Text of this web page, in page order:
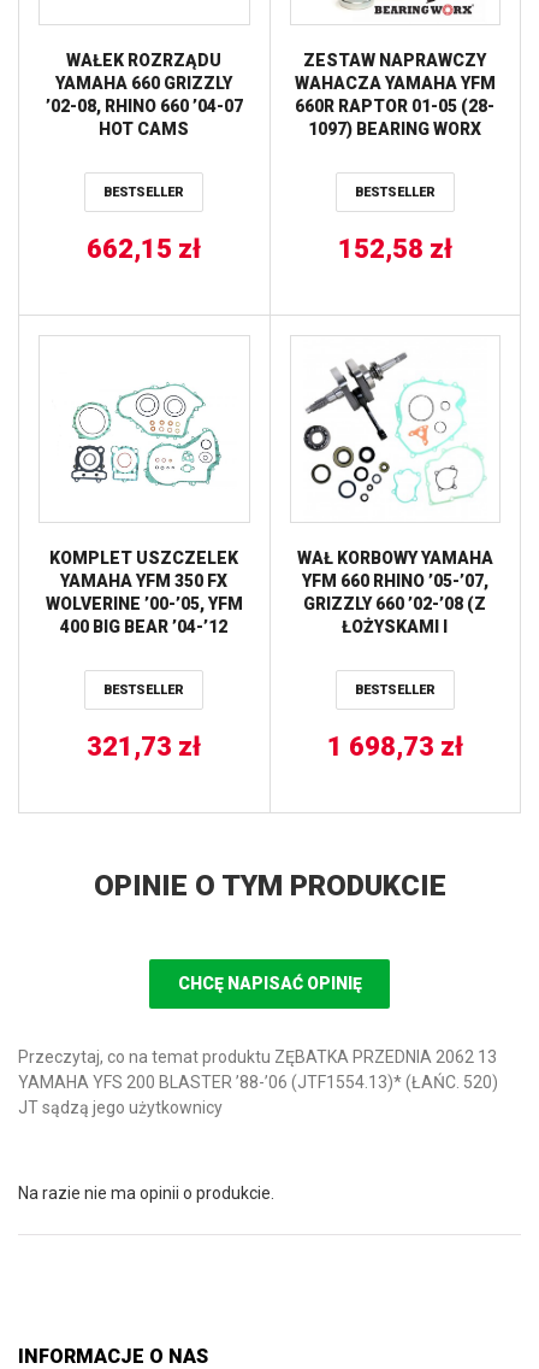
WAŁEK ROZRZĄDU
YAMAHA 660 GRIZZLY
’02-08, RHINO 660 ’04-07
HOT CAMS
BESTSELLER
662,15 zł
ZESTAW NAPRAWCZY
WAHACZA YAMAHA YFM
660R RAPTOR 01-05 (28-
1097) BEARING WORX
BESTSELLER
152,58 zł
KOMPLET USZCZELEK
YAMAHA YFM 350 FX
WOLVERINE ’00-’05, YFM
400 BIG BEAR ’04-’12
BESTSELLER
321,73 zł
WAŁ KORBOWY YAMAHA
YFM 660 RHINO ’05-’07,
GRIZZLY 660 ’02-’08 (Z
ŁOŻYSKAMI I
WAŁ ORAZ KOMPLETEM
USZCZELEK NA DÓŁ
BESTSELLER
1 698,73 zł
OPINIE O TYM PRODUKCIE
CHCĘ NAPISAĆ OPINIĘ
Przeczytaj, co na temat produktu ZĘBATKA PRZEDNIA 2062 13
YAMAHA YFS 200 BLASTER ’88-’06 (JTF1554.13)* (ŁAŃC. 520)
JT sądzą jego użytkownicy
Na razie nie ma opinii o produkcie.
INFORMACJE O NAS